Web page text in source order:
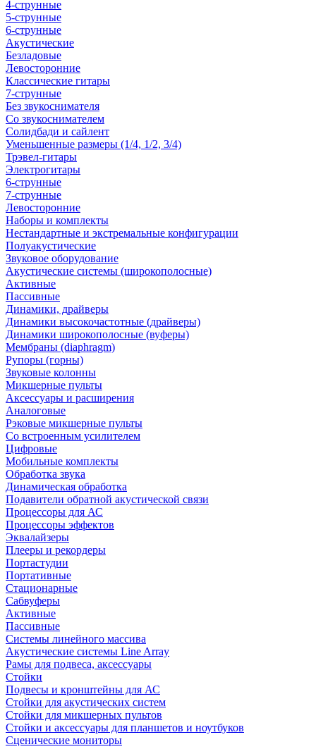
4-струнные
5-струнные
6-струнные
Акустические
Безладовые
Левосторонние
Классические гитары
7-струнные
Без звукоснимателя
Со звукоснимателем
Солидбади и сайлент
Уменьшенные размеры (1/4, 1/2, 3/4)
Трэвел-гитары
Электрогитары
6-струнные
7-струнные
Левосторонние
Наборы и комплекты
Нестандартные и экстремальные конфигурации
Полуакустические
Звуковое оборудование
Акустические системы (широкополосные)
Активные
Пассивные
Динамики, драйверы
Динамики высокочастотные (драйверы)
Динамики широкополосные (вуферы)
Мембраны (diaphragm)
Рупоры (горны)
Звуковые колонны
Микшерные пульты
Аксессуары и расширения
Аналоговые
Рэковые микшерные пульты
Со встроенным усилителем
Цифровые
Мобильные комплекты
Обработка звука
Динамическая обработка
Подавители обратной акустической связи
Процессоры для АС
Процессоры эффектов
Эквалайзеры
Плееры и рекордеры
Портастудии
Портативные
Стационарные
Сабвуферы
Активные
Пассивные
Системы линейного массива
Акустические системы Line Array
Рамы для подвеса, аксессуары
Стойки
Подвесы и кронштейны для АС
Стойки для акустических систем
Стойки для микшерных пультов
Стойки и аксессуары для планшетов и ноутбуков
Сценические мониторы